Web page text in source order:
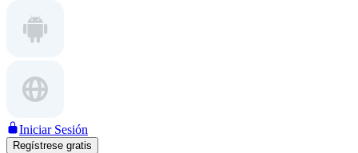
Iniciar Sesión
Regístrese gratis